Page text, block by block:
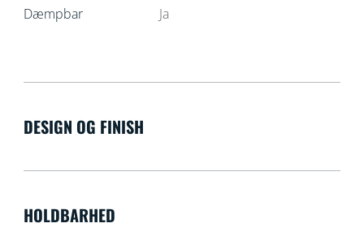
Dæmpbar Ja
DESIGN OG FINISH
HOLDBARHED